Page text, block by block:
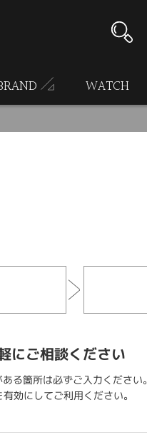
WATCH
にご相談ください
る箇所は必ずご入力ください。
効にしてご利用ください。